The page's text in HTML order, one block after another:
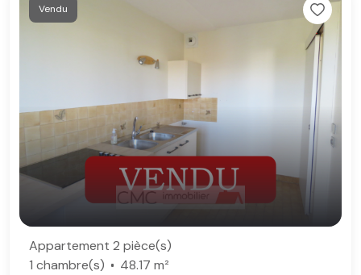
Vendu
Appartement 2 pièce(s)
1 chambre(s)
48.17 m²